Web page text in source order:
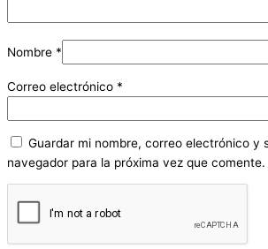
Nombre *
Correo electrónico *
Guardar mi nombre, correo electrónico y
navegador para la próxima vez que comente.